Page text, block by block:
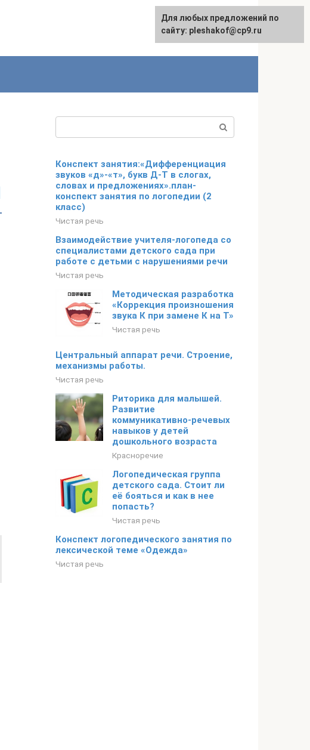
Конспект занятия:«Дифференциация
звуков «д»-«т», букв Д-Т в слогах,
словах и предложениях».план-
конспект занятия по логопедии (2
класс)
Чистая речь
Взаимодействие учителя-логопеда со
специалистами детского сада при
работе с детьми с нарушениями речи
Чистая речь
Методическая разработка
«Коррекция произношения
звука К при замене К на Т»
Чистая речь
Центральный аппарат речи. Строение,
механизмы работы.
Чистая речь
Риторика для малышей.
Развитие
коммуникативно-речевых
навыков у детей
дошкольного возраста
Красноречие
Логопедическая группа
детского сада. Стоит ли
её бояться и как в нее
попасть?
Чистая речь
Конспект логопедического занятия по
лексической теме «Одежда»
Чистая речь
Для любых предложений по
сайту: pleshakof@cp9.ru